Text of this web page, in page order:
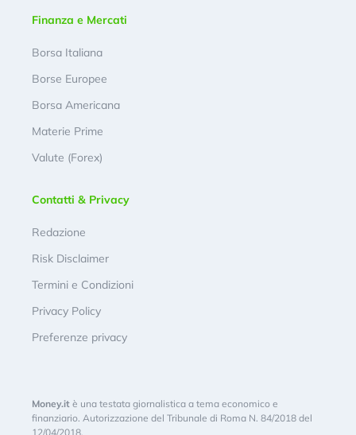
Finanza e Mercati
Borsa Italiana
Borse Europee
Borsa Americana
Materie Prime
Valute (Forex)
Contatti & Privacy
Redazione
Risk Disclaimer
Termini e Condizioni
Privacy Policy
Preferenze privacy
Money.it è una testata giornalistica a tema economico e
finanziario. Autorizzazione del Tribunale di Roma N. 84/2018 del
12/04/2018.